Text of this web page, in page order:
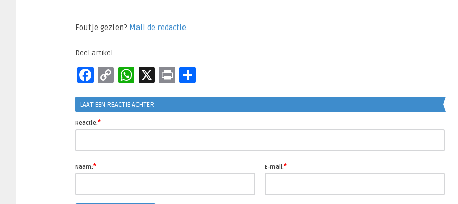
Foutje gezien? Mail de redactie.​
Deel artikel:
Facebook
CopyWhatsApp
X Print
LAAT EEN REACTIE ACHTER
Reactie:*
Naam:* E-mail:*